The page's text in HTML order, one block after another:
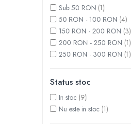
Cuburi de construit
Seturi Experimente pentru copii
Organele Corpului Uman
Roboti de jucarie
Lucru manual copii
Seturi de desen
Sub 50 RON (1)
50 RON - 100 RON (4)
150 RON - 200 RON (3)
200 RON - 250 RON (1)
250 RON - 300 RON (1)
Status stoc
In stoc (9)
Nu este in stoc (1)